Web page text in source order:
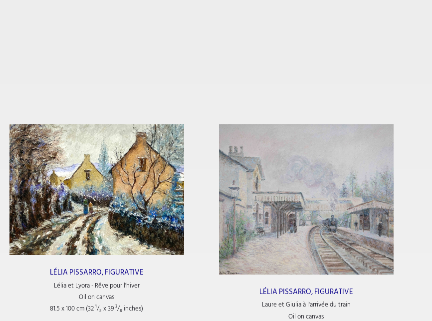
LÉLIA PISSARRO, FIGURATIVE
Lélia et Lyora - Rêve pour l'hiver
Oil on canvas
81.5 x 100 cm (32¹/₈ x 39³/₈ inches)
LÉLIA PISSARRO, FIGURATIVE
Laure et Giulia à l'arrivée du train
Oil on canvas